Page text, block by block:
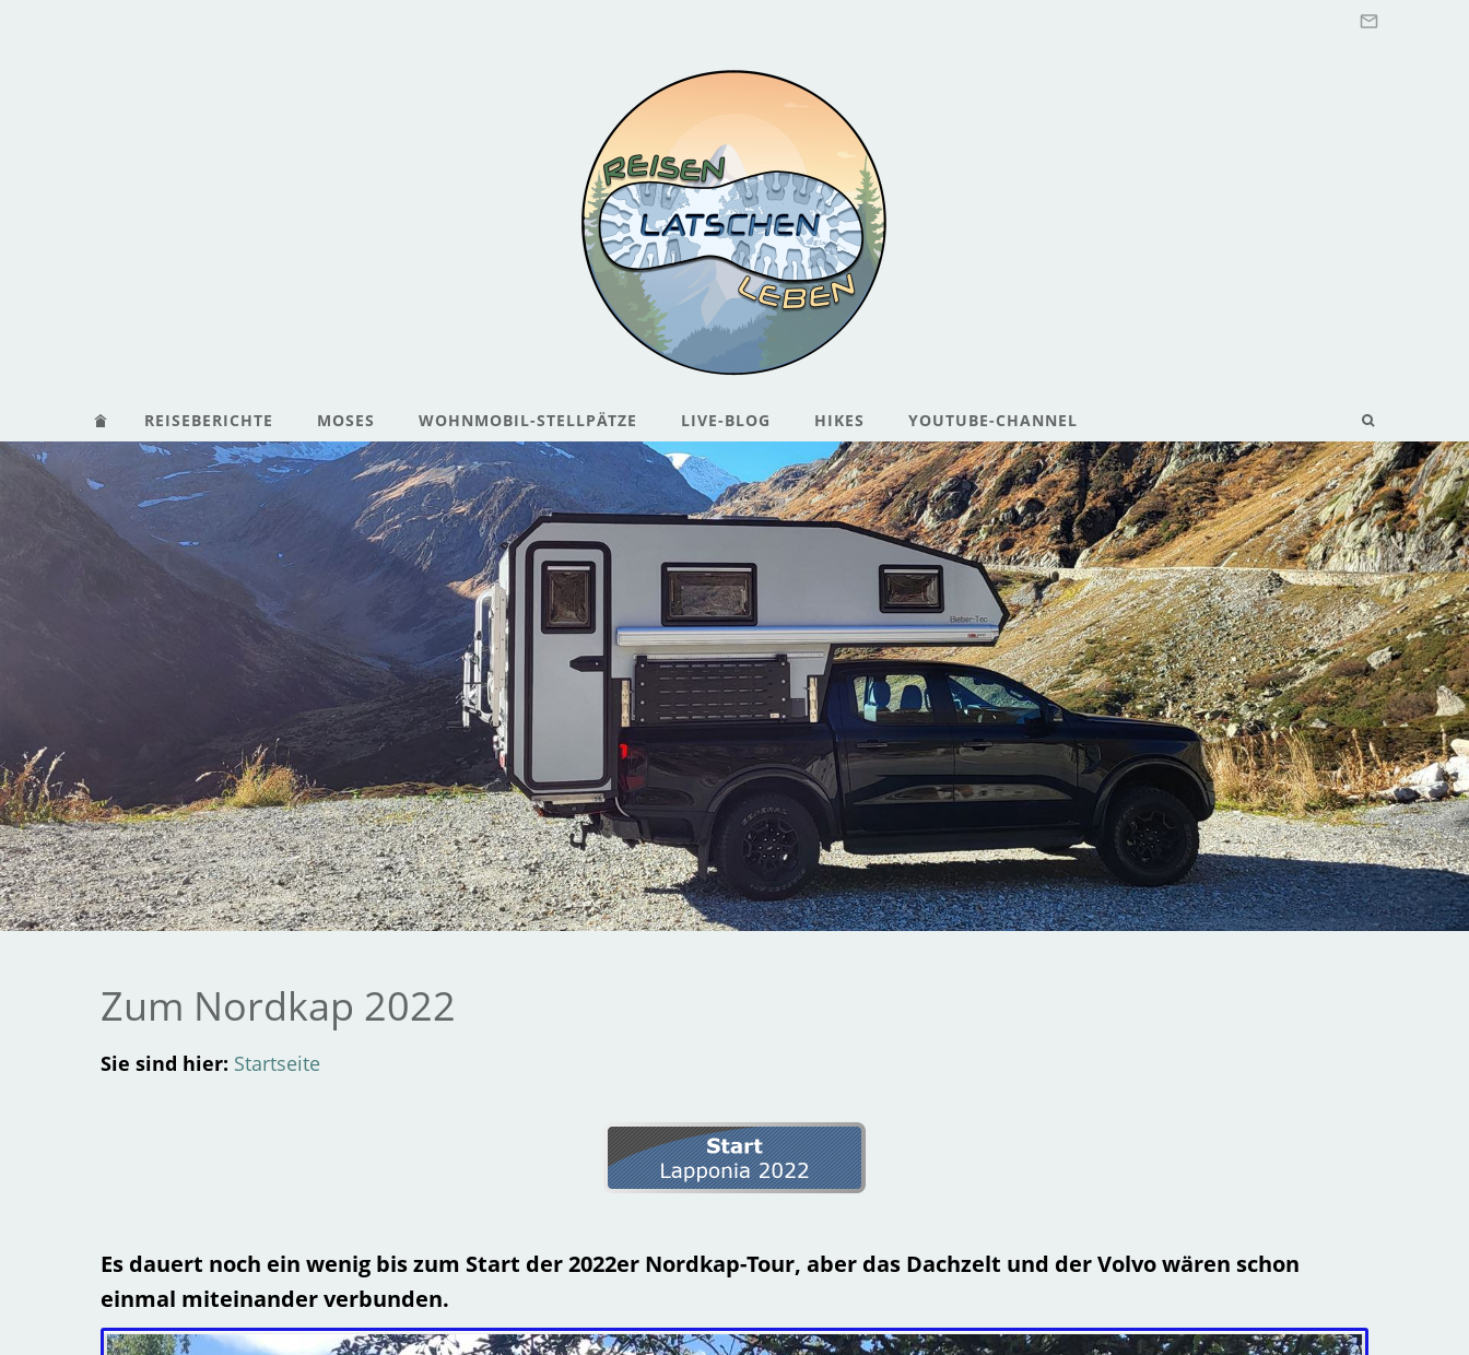
REISEBERICHTE MOSES WOHNMOBIL-STELLPÄTZE LIVE-BLOG HIKES YOUTUBE-CHANNEL
Zum Nordkap 2022
Sie sind hier: Startseite
Es dauert noch ein wenig bis zum Start der 2022er Nordkap-Tour, aber das Dachzelt und der Volvo wären schon
einmal miteinander verbunden.